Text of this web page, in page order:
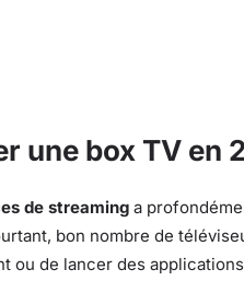
une box TV en
de streaming a
bon nombre de
ou de lancer des